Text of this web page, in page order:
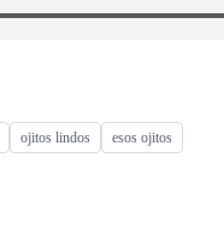
ojitos lindos esos ojitos